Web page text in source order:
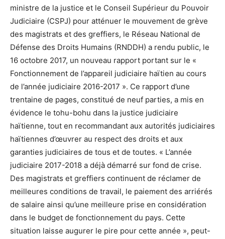
ministre de la justice et le Conseil Supérieur du Pouvoir
Judiciaire (CSPJ) pour atténuer le mouvement de grève
des magistrats et des greffiers, le Réseau National de
Défense des Droits Humains (RNDDH) a rendu public, le
16 octobre 2017, un nouveau rapport portant sur le «
Fonctionnement de l’appareil judiciaire haïtien au cours
de l’année judiciaire 2016-2017 ». Ce rapport d’une
trentaine de pages, constitué de neuf parties, a mis en
évidence le tohu-bohu dans la justice judiciaire
haïtienne, tout en recommandant aux autorités judiciaires
haïtiennes d’œuvrer au respect des droits et aux
garanties judiciaires de tous et de toutes. « L’année
judiciaire 2017-2018 a déjà démarré sur fond de crise.
Des magistrats et greffiers continuent de réclamer de
meilleures conditions de travail, le paiement des arriérés
de salaire ainsi qu’une meilleure prise en considération
dans le budget de fonctionnement du pays. Cette
situation laisse augurer le pire pour cette année », peut-